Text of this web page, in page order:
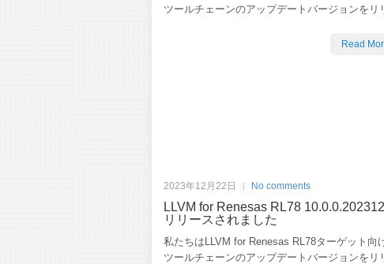
ツールチェーンのアップデートバージョンをリ
Read
2023年12月22日 No comments
LLVM for Renesas RL78
リリースされました
私たちはLLVM for Renesas RL78ターゲット向
ツールチェーンのアップデートバージョンをリ